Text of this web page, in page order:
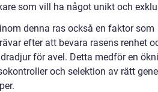
som vill ha något unikt och
denna ras också en faktor som
efter att bevara rasens renhet
för avel. Detta medför en
och selektion av rätt